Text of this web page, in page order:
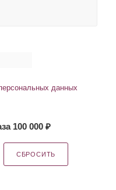
данных
100 000 ₽
СБРОСИТЬ